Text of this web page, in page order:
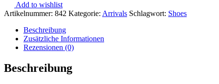
Add to wishlist
Artikelnummer: 842 Kategorie: Arrivals Schlagwort: Shoes
Beschreibung
Zusätzliche Informationen
Rezensionen (0)
Beschreibung